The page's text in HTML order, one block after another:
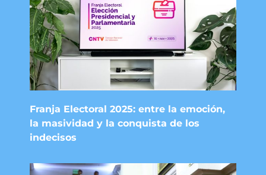
Franja Electoral 2025: entre la emoción,
la masividad y la conquista de los
indecisos